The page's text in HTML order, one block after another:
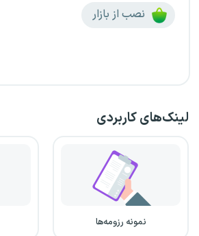
نصب از بازار
لینک‌های کاربردی
نمونه رزومه‌ها